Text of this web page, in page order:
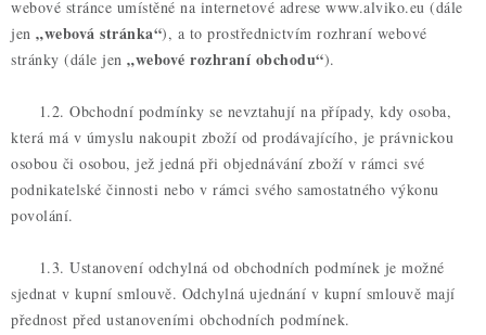
webové stránce umístěné na internetové adrese www.alviko.eu (dále
jen „webová stránka“), a to prostřednictvím rozhraní webové
stránky (dále jen „webové rozhraní obchodu“).
1.2. Obchodní podmínky se nevztahují na případy, kdy osoba,
která má v úmyslu nakoupit zboží od prodávajícího, je právnickou
osobou či osobou, jež jedná při objednávání zboží v rámci své
podnikatelské činnosti nebo v rámci svého samostatného výkonu
povolání.
1.3. Ustanovení odchylná od obchodních podmínek je možné
sjednat v kupní smlouvě. Odchylná ujednání v kupní smlouvě mají
přednost před ustanoveními obchodních podmínek.